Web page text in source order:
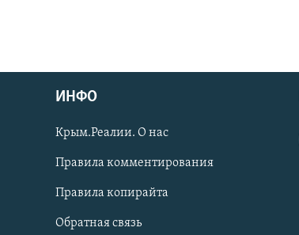
ИНФО
Крым.Реалии. О нас
Правила комментирования
Правила копирайта
Обратная связь